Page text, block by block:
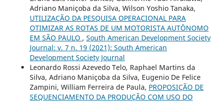
Adriano Maniçoba da Silva, Wilson Yoshio Tanaka,
UTILIZAÇÃO DA PESQUISA OPERACIONAL PARA
OTIMIZAR AS ROTAS DE UM MOTORISTA AUTÔNOMO
EM SÃO PAULO , South American Development Society
Journal: v. 7 n. 19 (2021): South American
Development Society Journal
Leonardo Rossi Azevedo Telo, Raphael Martins da
Silva, Adriano Maniçoba da Silva, Eugenio De Felice
Zampini, William Ferreira de Paula, PROPOSIÇÃO DE
SEQUENCIAMENTO DA PRODUÇÃO COM USO DO